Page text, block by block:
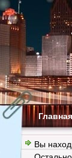
Главная
Вы